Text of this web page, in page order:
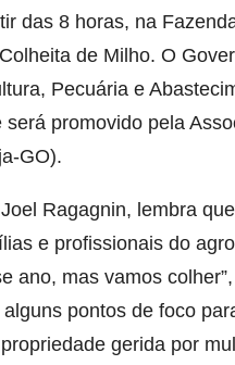
das 8 horas, na
de Milho. O
Pecuária e
promovido pela
GO).
Ragagnin, lembra
e profissionais do
ano, mas vamos
pontos de foco
gerida por